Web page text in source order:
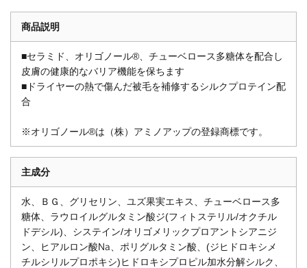
商品説明
■セラミド、オリゴノール®、チューベロース多糖体を配合し
皮膚の健康的なバリア機能を保ちます
■ドライヤーの熱で傷んだ被毛を補修するシルクプロテイン配
合
※オリゴノール®は（株）アミノアップの登録商標です。
主成分
水、ＢＧ、グリセリン、ユズ果実エキス、チューベロース多
糖体、ラウロイルグルタミン酸ジ(フィトステリル/オクチル
ドデシル)、システイン/オリゴメリックプロアントシアニジ
ン、ヒアルロン酸Na、ポリグルタミン酸、(ジヒドロキシメ
チルシリルプロポキシ)ヒドロキシプロピル加水分解シルク、